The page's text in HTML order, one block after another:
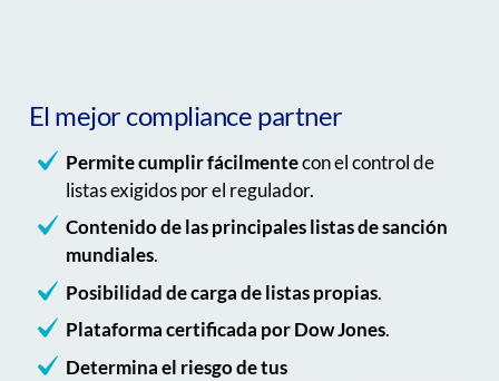
El mejor compliance partner
Permite cumplir fácilmentecon el control de
listas exigidos por el regulador.
Contenido de las principales listas de sanción
mundiales.
Posibilidad de carga de listas propias.
Plataforma certificada por Dow Jones.
Determina el riesgo de tus